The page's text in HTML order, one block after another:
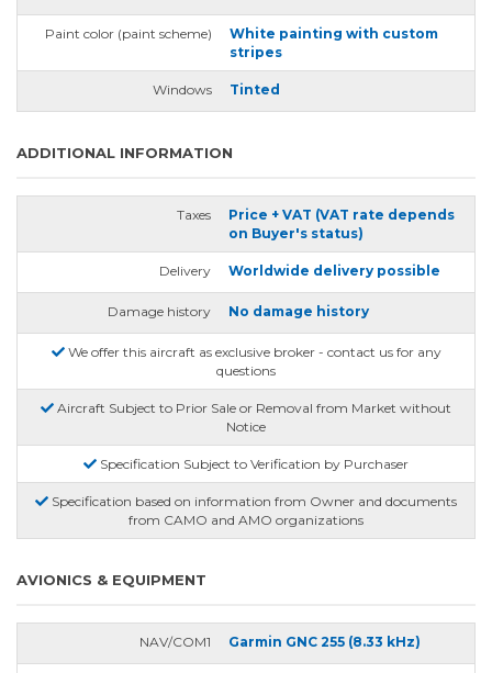
Paint color (paint scheme)
White painting with custom
stripes
Windows Tinted
ADDITIONAL INFORMATION
Taxes
Price + VAT (VAT rate depends
on Buyer's status)
Delivery Worldwide delivery possible
Damage history No damage history
We offer this aircraft as exclusive broker - contact us for any
questions
Aircraft Subject to Prior Sale or Removal from Market without
Notice
Specification Subject to Verification by Purchaser
Specification based on information from Owner and documents
from CAMO and AMO organizations
AVIONICS & EQUIPMENT
NAV/COM1 Garmin GNC 255 (8.33 kHz)